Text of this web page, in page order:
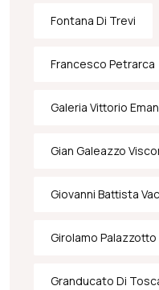
Fontana Di Trevi
Francesco Petrarca
Galeria Vittorio
Gian Galeazzo
Giovanni Battista
Girolamo Palazzotto
Granducato Di